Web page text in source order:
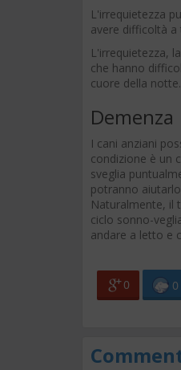
L'irrequietezza
avere difficoltà
L'irrequietezza,
che hanno
cuore della notte.
Demenza
I cani anziani
condizione è un
sveglia
potranno
Naturalmente, il
ciclo sonno-
andare a letto e
0 0